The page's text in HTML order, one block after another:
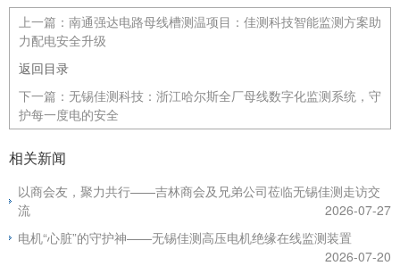
上一篇： 南通强达电路母线槽测温项目：佳测科技智能监测方案助
力配电安全升级
返回目录
下一篇： 无锡佳测科技：浙江哈尔斯全厂母线数字化监测系统，守
护每一度电的安全
相关新闻
以商会友，聚力共行——吉林商会及兄弟公司莅临无锡佳测走访交
流
2026-07-27
电机“心脏”的守护神——无锡佳测高压电机绝缘在线监测装置
2026-07-20